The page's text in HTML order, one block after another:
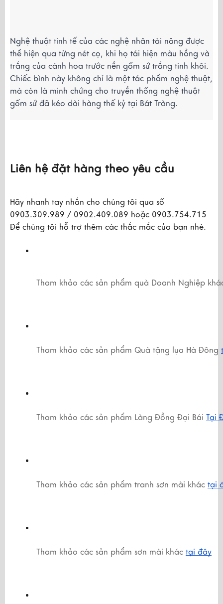
Nghệ thuật tinh tế của các nghệ nhân tài năng được
thể hiện qua từng nét cọ, khi họ tái hiện màu hồng và
trắng của cánh hoa trước nền gốm sứ trắng tinh khôi.
Chiếc bình này không chỉ là một tác phẩm nghệ thuật,
mà còn là minh chứng cho truyền thống nghệ thuật
gốm sứ đã kéo dài hàng thế kỷ tại Bát Tràng.
Liên hệ đặt hàng theo yêu cầu
Hãy nhanh tay nhắn cho chúng tôi qua số
0903.309.989 / 0902.409.089 hoặc 0903.754.715
Để chúng tôi hỗ trợ thêm các thắc mắc của bạn nhé.
Tham khảo các sản phẩm quà Doanh Nghiệp
Tham khảo các sản phẩm Quà tặng lụa Hà Đông
Tham khảo các sản phẩm Làng Đồng Đại Bái Tại
Tham khảo các sản phẩm tranh sơn mài khác tại
Tham khảo các sản phẩm sơn mài khác tại đây